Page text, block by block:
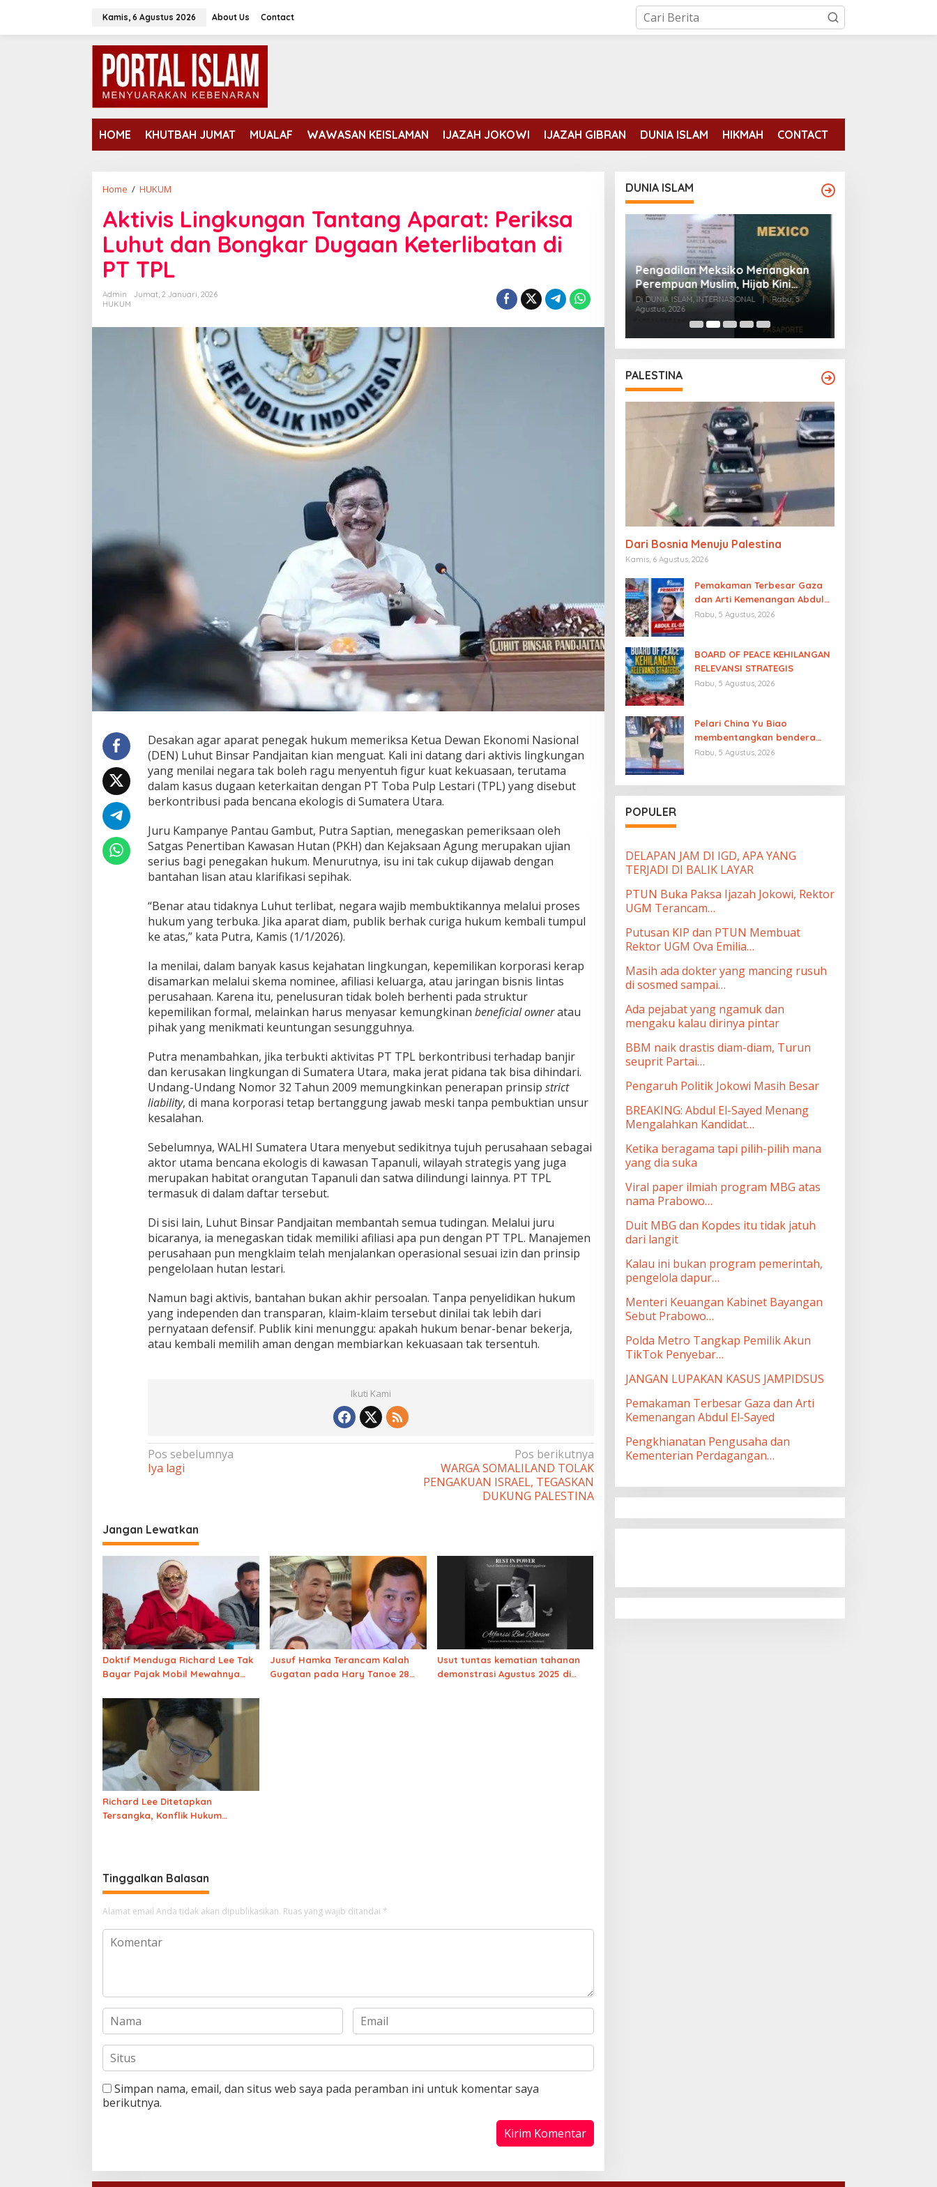
konten
Kamis, 6 Agustus 2026 About Us Contact
HOME KHUTBAH JUMAT MUALAF WAWASAN KEISLAMAN IJAZAH JOKOWI IJAZAH GIBRAN DUNIA ISLAM HIKMAH CONTACT
Home / HUKUM
Tantang
Aparat:
Periksa
dan
Dugaan
di
Aktivis Lingkungan Tantang Aparat: Periksa
Luhut dan Bongkar Dugaan Keterlibatan di
PT TPL
Admin
Jumat, 2 Januari, 2026
HUKUM
Desakan agar aparat penegak hukum memeriksa Ketua Dewan Ekonomi Nasional
(DEN) Luhut Binsar Pandjaitan kian menguat. Kali ini datang dari aktivis lingkungan
yang menilai negara tak boleh ragu menyentuh figur kuat kekuasaan, terutama
dalam kasus dugaan keterkaitan dengan PT Toba Pulp Lestari (TPL) yang disebut
berkontribusi pada bencana ekologis di Sumatera Utara.
Juru Kampanye Pantau Gambut, Putra Saptian, menegaskan pemeriksaan oleh
Satgas Penertiban Kawasan Hutan (PKH) dan Kejaksaan Agung merupakan ujian
serius bagi penegakan hukum. Menurutnya, isu ini tak cukup dijawab dengan
bantahan lisan atau klarifikasi sepihak.
“Benar atau tidaknya Luhut terlibat, negara wajib membuktikannya melalui proses
hukum yang terbuka. Jika aparat diam, publik berhak curiga hukum kembali tumpul
ke atas,” kata Putra, Kamis (1/1/2026).
Ia menilai, dalam banyak kasus kejahatan lingkungan, kepemilikan korporasi kerap
disamarkan melalui skema nominee, afiliasi keluarga, atau jaringan bisnis lintas
perusahaan. Karena itu, penelusuran tidak boleh berhenti pada struktur
kepemilikan formal, melainkan harus menyasar kemungkinan beneficial owneratau
pihak yang menikmati keuntungan sesungguhnya.
Putra menambahkan, jika terbukti aktivitas PT TPL berkontribusi terhadap banjir
dan kerusakan lingkungan di Sumatera Utara, maka jerat pidana tak bisa dihindari.
Undang-Undang Nomor 32 Tahun 2009 memungkinkan penerapan prinsip strict
liability, di mana korporasi tetap bertanggung jawab meski tanpa pembuktian unsur
kesalahan.
Sebelumnya, WALHI Sumatera Utara menyebut sedikitnya tujuh perusahaan sebagai
aktor utama bencana ekologis di kawasan Tapanuli, wilayah strategis yang juga
merupakan habitat orangutan Tapanuli dan satwa dilindungi lainnya. PT TPL
termasuk di dalam daftar tersebut.
Di sisi lain, Luhut Binsar Pandjaitan membantah semua tudingan. Melalui juru
bicaranya, ia menegaskan tidak memiliki afiliasi apa pun dengan PT TPL. Manajemen
perusahaan pun mengklaim telah menjalankan operasional sesuai izin dan prinsip
pengelolaan hutan lestari.
Namun bagi aktivis, bantahan bukan akhir persoalan. Tanpa penyelidikan hukum
yang independen dan transparan, klaim-klaim tersebut dinilai tak lebih dari
pernyataan defensif. Publik kini menunggu: apakah hukum benar-benar bekerja,
atau kembali memilih aman dengan membiarkan kekuasaan tak tersentuh.
Ikuti Kami
Navigasi
pos
Pos sebelumnya
Iya lagi
Pos berikutnya
WARGA SOMALILAND TOLAK
PENGAKUAN ISRAEL, TEGASKAN
DUKUNG PALESTINA
Jangan Lewatkan
Doktif Menduga Richard Lee Tak
Bayar Pajak Mobil Mewahnya
Jusuf Hamka Terancam Kalah
Gugatan pada Hary Tanoe 28
Usut tuntas kematian tahanan
demonstrasi Agustus 2025 di
Richard Lee Ditetapkan
Tersangka, Konflik Hukum
Tinggalkan Balasan
Alamat email Anda tidak akan dipublikasikan. Ruas yang wajib ditandai *
Simpan nama, email, dan situs web saya pada peramban ini untuk komentar saya
berikutnya.
DUNIA ISLAM
Salman membahas kondisi Gaza
Rabu, 5 Agustus, 2026
Pengadilan Meksiko Menangkan
Perempuan Muslim, Hijab Kini
Diizinkan di Foto Paspor
Di DUNIA ISLAM, INTERNASIONAL |
Rabu, 5
Agustus, 2026
PALESTINA
Dari Bosnia Menuju Palestina
Kamis, 6 Agustus, 2026
Pemakaman Terbesar Gaza
dan Arti Kemenangan Abdul
El-Sayed
Rabu, 5 Agustus, 2026
BOARD OF PEACE KEHILANGAN
RELEVANSI STRATEGIS
Rabu, 5 Agustus, 2026
Pelari China Yu Biao
membentangkan bendera
Palestina
usai finish di
Rabu, 5 Agustus, 2026
POPULER
DELAPAN JAM DI IGD, APA YANG
TERJADI DI BALIK LAYAR
PTUN Buka Paksa Ijazah Jokowi, Rektor
UGM Terancam…
Putusan KIP dan PTUN Membuat
Rektor UGM Ova Emilia…
Masih ada dokter yang mancing rusuh
di sosmed sampai…
Ada pejabat yang ngamuk dan
mengaku kalau dirinya pintar
BBM naik drastis diam-diam, Turun
seuprit Partai…
Pengaruh Politik Jokowi Masih Besar
BREAKING: Abdul El-Sayed Menang
Mengalahkan Kandidat…
Ketika beragama tapi pilih-pilih mana
yang dia suka
Viral paper ilmiah program MBG atas
nama Prabowo…
Duit MBG dan Kopdes itu tidak jatuh
dari langit
Kalau ini bukan program pemerintah,
pengelola dapur…
Menteri Keuangan Kabinet Bayangan
Sebut Prabowo…
Polda Metro Tangkap Pemilik Akun
TikTok Penyebar…
JANGAN LUPAKAN KASUS JAMPIDSUS
Pemakaman Terbesar Gaza dan Arti
Kemenangan Abdul El-Sayed
Pengkhianatan Pengusaha dan
Kementerian Perdagangan…